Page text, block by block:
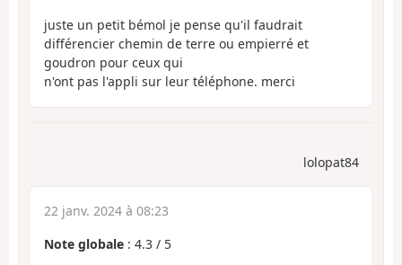
juste un petit bémol je pense qu'il faudrait
différencier chemin de terre ou empierré et
goudron pour ceux qui
n'ont pas l'appli sur leur téléphone. merci
lolopat84
22 janv. 2024 à 08:23
Note globale : 4.3 / 5